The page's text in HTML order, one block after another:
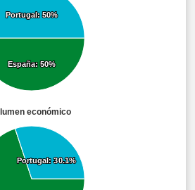
económico
España: 50%
España: 50%
Portugal: 50%
Portugal: 50%
Portugal: 30.1%
Portugal: 30.1%